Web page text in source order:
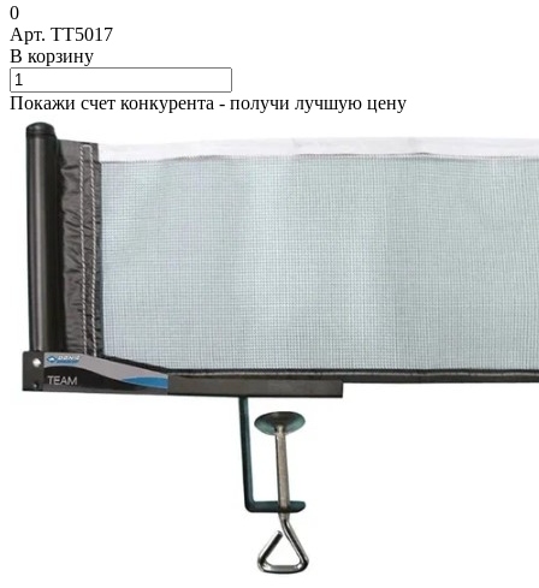
0
Арт. TT5017
В корзину
Покажи счет конкурента - получи лучшую цену